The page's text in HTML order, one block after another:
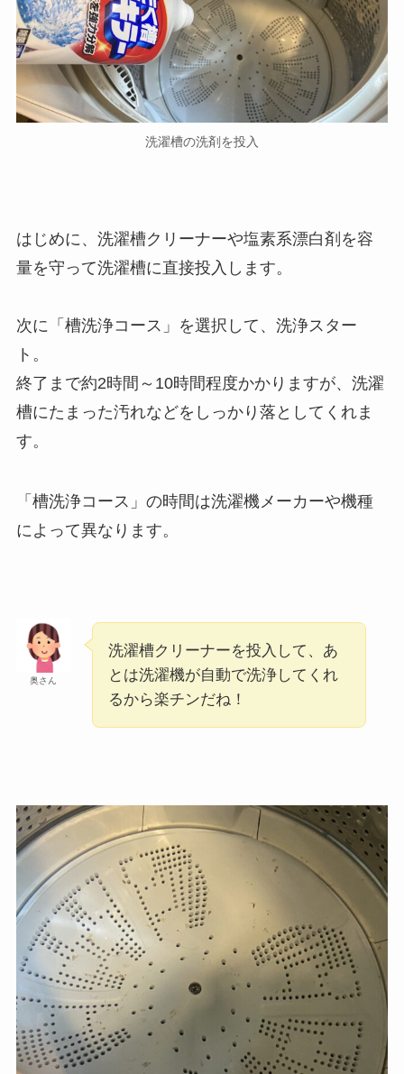
洗濯槽の洗剤を投入
はじめに、洗濯槽クリーナーや塩素系漂白剤を容
量を守って洗濯槽に直接投入します。
次に「槽洗浄コース」を選択して、洗浄スター
ト。
終了まで約2時間～10時間程度かかりますが、洗濯
槽にたまった汚れなどをしっかり落としてくれま
す。
「槽洗浄コース」の時間は洗濯機メーカーや機種
によって異なります。
奥さん
洗濯槽クリーナーを投入して、あ
とは洗濯機が自動で洗浄してくれ
るから楽チンだね！